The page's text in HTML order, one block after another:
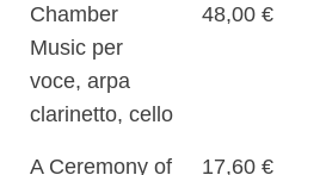
Chamber
Music per
voce, arpa
clarinetto, cello
48,00 €
A Ceremony of 17,60 €